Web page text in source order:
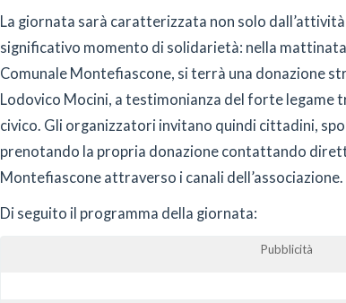
La giornata sarà caratterizzata non solo
significativo momento di solidarietà: nella
Comunale Montefiascone, si terrà una donazione
Lodovico Mocini, a testimonianza del forte legame
civico. Gli organizzatori invitano quindi cittadini,
prenotando la propria donazione contattando
Montefiascone attraverso i canali dell’associazione.
Di seguito il programma della giornata:
Pubblicità